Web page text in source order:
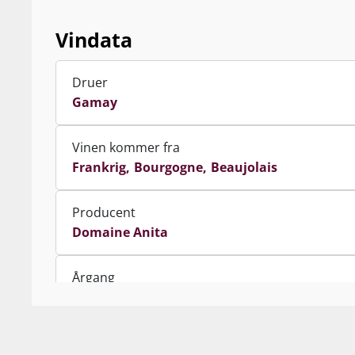
Vindata
Druer
Gamay
Vinen kommer fra
Frankrig Bourgogne Beaujolais
Producent
Domaine Anita
Årgang